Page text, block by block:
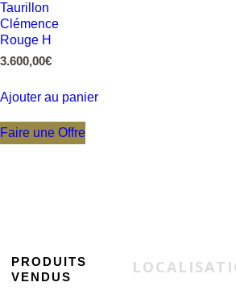
Taurillon
Clémence
Rouge H
3.600,00€
Ajouter au panier
Faire une Offre
PRODUITS
VENDUS